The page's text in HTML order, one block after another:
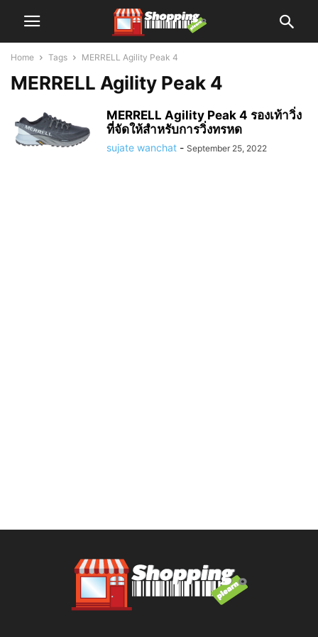
Home Tags MERRELL Agility Peak 4
MERRELL Agility Peak 4
MERRELL Agility Peak 4 รองเท้าวิ่ง
ที่จัดให้สำหรับการวิ่งทรหด
sujate wanchat - September 25, 2022